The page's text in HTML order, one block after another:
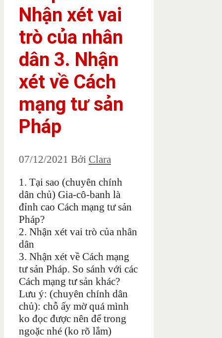
Nhận xét vai
trò của nhân
dân 3. Nhận
xét về Cách
mạng tư sản
Pháp
07/12/2021 Bởi Clara
1. Tại sao (chuyên chính
dân chủ) Gia-cô-banh là
đỉnh cao Cách mạng tư sản
Pháp?
2. Nhận xét vai trò của nhân
dân
3. Nhận xét về Cách mạng
tư sản Pháp. So sánh với các
Cách mạng tư sản khác?
Lưu ý: (chuyên chính dân
chủ): chỗ ấy mờ quá mình
ko đọc được nên để trong
ngoặc nhé (ko rõ lắm)